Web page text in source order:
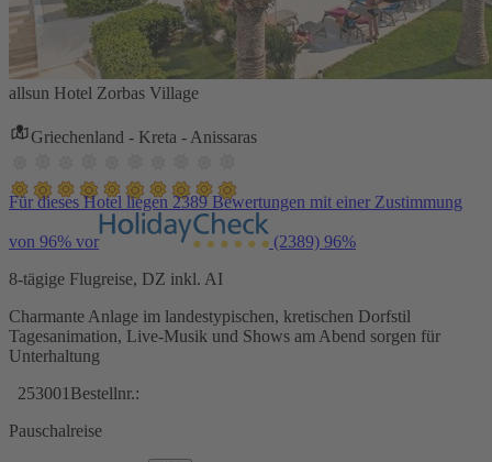
allsun Hotel Zorbas Village
Griechenland - Kreta - Anissaras
Für dieses Hotel liegen 2389 Bewertungen mit einer Zustimmung
von 96% vor (2389) 96%
8-tägige Flugreise, DZ inkl. AI
Charmante Anlage im landestypischen, kretischen Dorfstil
Tagesanimation, Live-Musik und Shows am Abend sorgen für
Unterhaltung
253001 Bestellnr.:
Pauschalreise